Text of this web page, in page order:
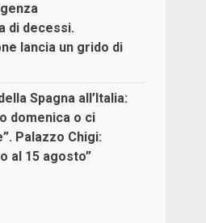
di decessi.
lancia un grido di
Spagna all’Italia:
domenica o ci
Palazzo Chigi:
al 15 agosto”